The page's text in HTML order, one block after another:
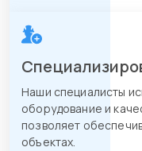
Наши специалисты
оборудование и
позволяет
объектах.